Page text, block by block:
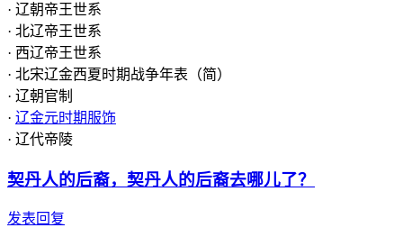
· 辽朝帝王世系
· 北辽帝王世系
· 西辽帝王世系
· 北宋辽金西夏时期战争年表（简）
· 辽朝官制
· 辽金元时期服饰
· 辽代帝陵
契丹人的后裔，契丹人的后裔去哪儿了？
发表回复